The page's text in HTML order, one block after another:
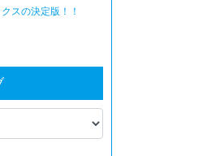
スの決定版！！